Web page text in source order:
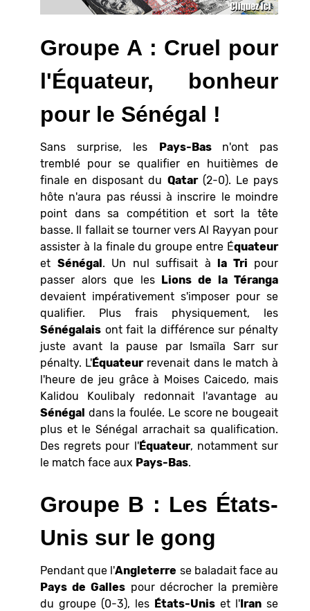
Groupe A : Cruel pour
l'Équateur, bonheur
pour le Sénégal !
Sans surprise, les Pays-Bas n'ont pas
tremblé pour se qualifier en huitièmes de
finale en disposant du Qatar(2-0). Le pays
hôte n'aura pas réussi à inscrire le moindre
point dans sa compétition et sort la tête
basse. Il fallait se tourner vers Al Rayyan pour
assister à la finale du groupe entre Équateur
et Sénégal. Un nul suffisait à la Tri pour
passer alors que les Lions de la Téranga
devaient impérativement s'imposer pour se
qualifier. Plus frais physiquement, les
Sénégalais ont fait la différence sur pénalty
juste avant la pause par Ismaïla Sarr sur
pénalty. L'Équateurrevenait dans le match à
l'heure de jeu grâce à Moises Caicedo, mais
Kalidou Koulibaly redonnait l'avantage au
Sénégal dans la foulée. Le score ne bougeait
plus et le Sénégal arrachait sa qualification.
Des regrets pour l'Équateur, notamment sur
le match face aux Pays-Bas.
Groupe B : Les États-
Unis sur le gong
Pendant que l'Angleterre se baladait face au
Pays de Galles pour décrocher la première
du groupe (0-3), les États-Unis et l'Iran se